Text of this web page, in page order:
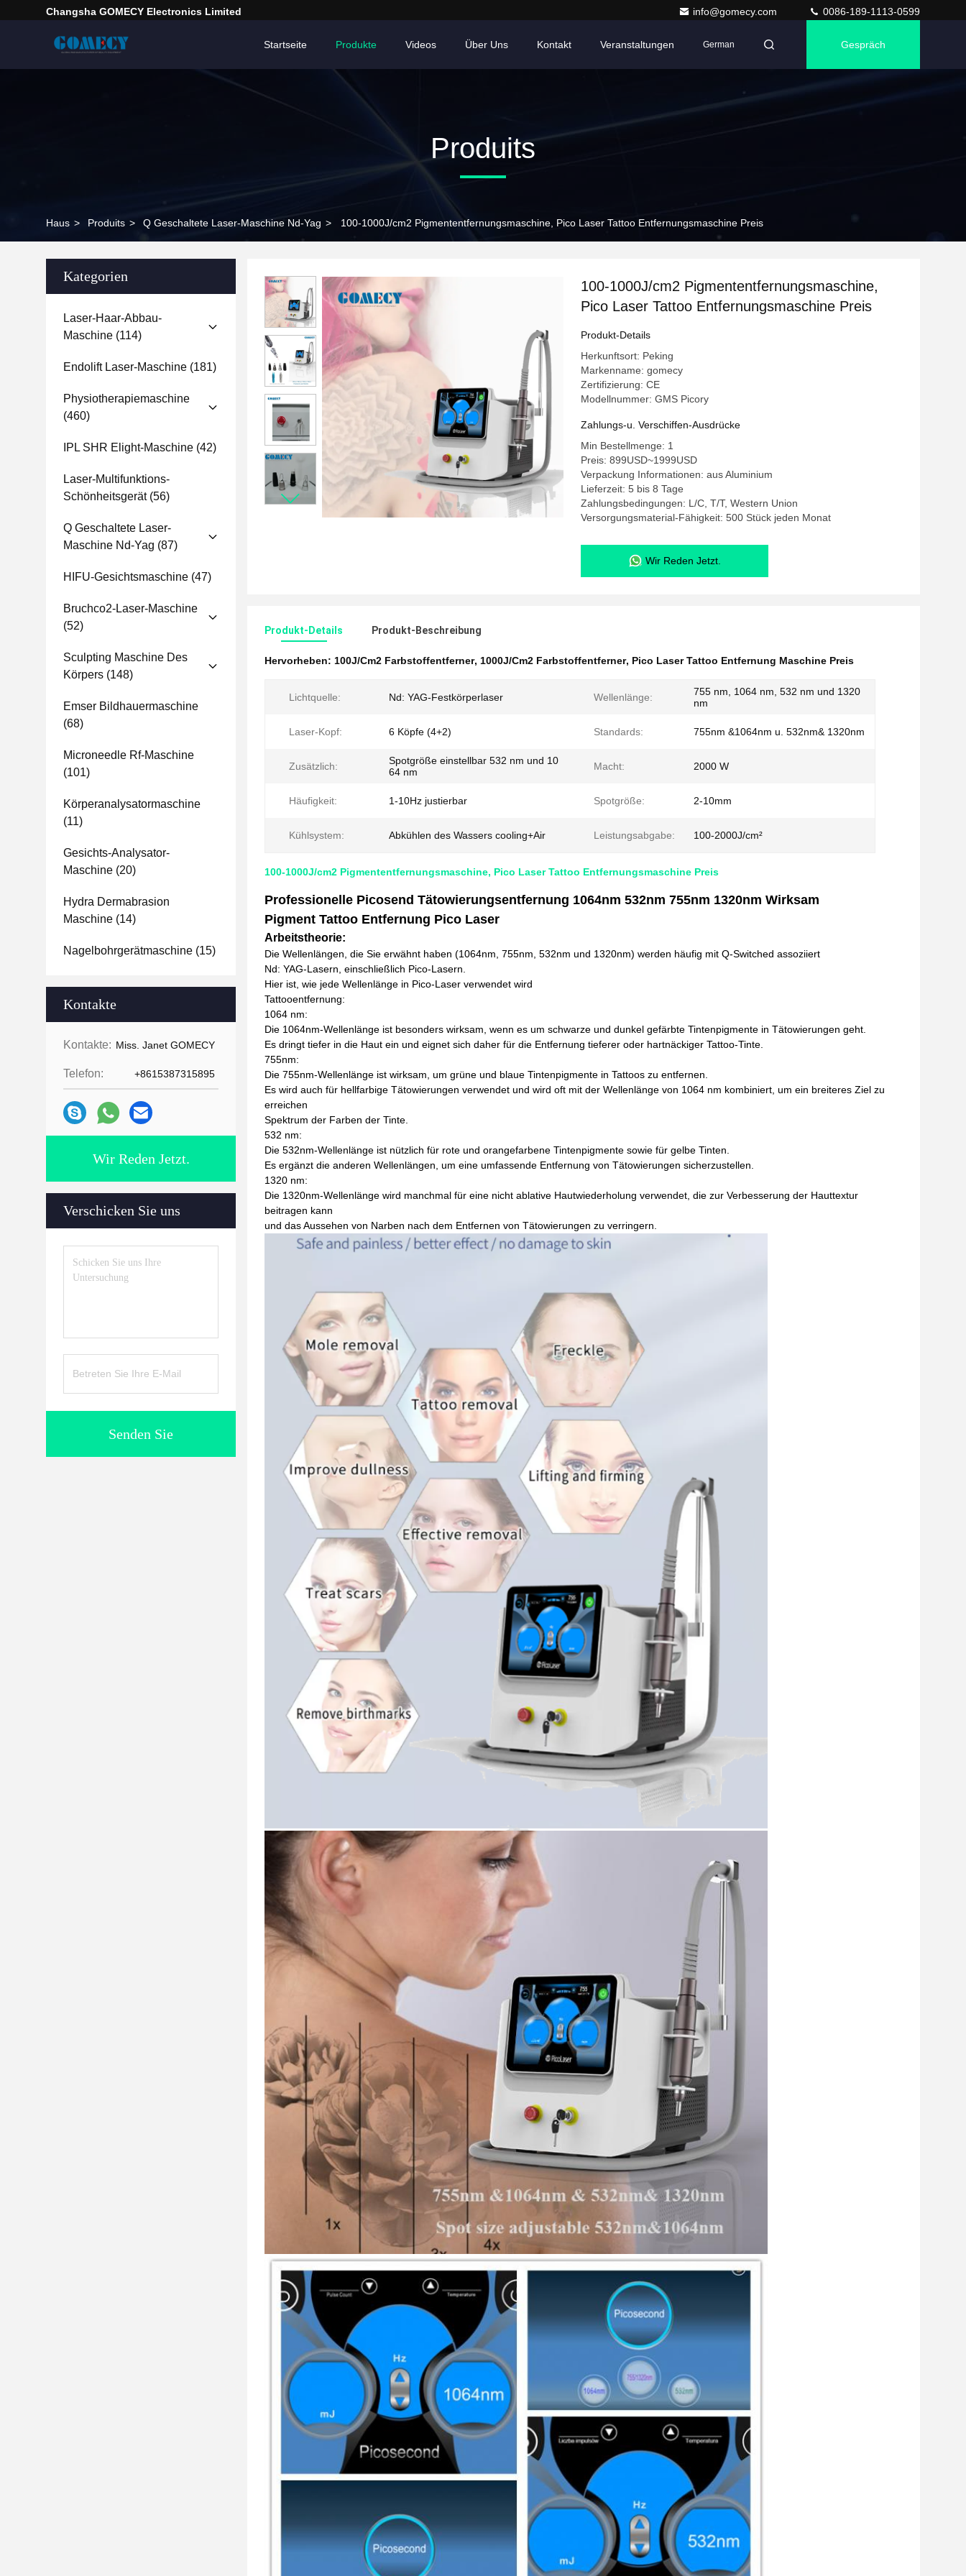
Changsha GOMECY Electronics Limited info@gomecy.com 0086-189-1113-0599
Startseite Produkte Videos Über Uns Kontakt Veranstaltungen German Gespräch
Produits
Haus > Produits > Q Geschaltete Laser-Maschine Nd-Yag > 100-1000J/cm2 Pigmententfernungsmaschine, Pico Laser Tattoo Entfernungsmaschine Preis
Kategorien
Laser-Haar-Abbau-
Maschine (114)
Endolift Laser-Maschine (181)
Physiotherapiemaschine
(460)
IPL SHR Elight-Maschine (42)
Laser-Multifunktions-
Schönheitsgerät(56)
Q Geschaltete Laser-
Maschine Nd-Yag (87)
HIFU-Gesichtsmaschine (47)
Bruchco2-Laser-Maschine
(52)
Sculpting Maschine Des
Körpers (148)
Emser Bildhauermaschine
(68)
Microneedle Rf-Maschine
(101)
Körperanalysatormaschine
(11)
Gesichts-Analysator-
Maschine (20)
Hydra Dermabrasion
Maschine (14)
Nagelbohrgerätmaschine (15)
Kontakte
Kontakte: Miss. Janet GOMECY
Telefon: +8615387315895
Wir Reden Jetzt.
Verschicken Sie uns
Senden Sie
100-1000J/cm2 Pigmententfernungsmaschine,
Pico Laser Tattoo Entfernungsmaschine Preis
Produkt-Details
Herkunftsort: Peking
Markenname: gomecy
Zertifizierung: CE
Modellnummer: GMS Picory
Zahlungs-u. Verschiffen-Ausdrücke
Min Bestellmenge: 1
Preis: 899USD~1999USD
Verpackung Informationen: aus Aluminium
Lieferzeit: 5 bis 8 Tage
Zahlungsbedingungen: L/C, T/T, Western Union
Versorgungsmaterial-Fähigkeit: 500 Stück jeden Monat
Wir Reden Jetzt.
Produkt-Details Produkt-Beschreibung
Hervorheben: 100J/Cm2 Farbstoffentferner, 1000J/Cm2 Farbstoffentferner, Pico Laser Tattoo Entfernung Maschine Preis
Lichtquelle: Nd: YAG-Festkörperlaser Wellenlänge:
755 nm, 1064 nm, 532 nm und 1320
nm
Laser-Kopf: 6 Köpfe (4+2) Standards: 755nm &1064nm u. 532nm& 1320nm
Zusätzlich:
Spotgröße einstellbar 532 nm und 10
64 nm
Macht: 2000 W
Häufigkeit: 1-10Hz justierbar Spotgröße: 2-10mm
Kühlsystem: Abkühlen des Wassers cooling+Air Leistungsabgabe: 100-2000J/cm²
100-1000J/cm2 Pigmententfernungsmaschine, Pico Laser Tattoo Entfernungsmaschine Preis
Professionelle Picosend Tätowierungsentfernung 1064nm 532nm 755nm 1320nm Wirksam
Pigment Tattoo Entfernung Pico Laser
Arbeitstheorie:
Die Wellenlängen, die Sie erwähnt haben (1064nm, 755nm, 532nm und 1320nm) werden häufig mit Q-Switched assoziiert
Nd: YAG-Lasern, einschließlich Pico-Lasern.
Hier ist, wie jede Wellenlänge in Pico-Laser verwendet wird
Tattooentfernung:
1064 nm:
Die 1064nm-Wellenlänge ist besonders wirksam, wenn es um schwarze und dunkel gefärbte Tintenpigmente in Tätowierungen geht.
Es dringt tiefer in die Haut ein und eignet sich daher für die Entfernung tieferer oder hartnäckiger Tattoo-Tinte.
755nm:
Die 755nm-Wellenlänge ist wirksam, um grüne und blaue Tintenpigmente in Tattoos zu entfernen.
Es wird auch für hellfarbige Tätowierungen verwendet und wird oft mit der Wellenlänge von 1064 nm kombiniert, um ein breiteres Ziel zu
erreichen
Spektrum der Farben der Tinte.
532 nm:
Die 532nm-Wellenlänge ist nützlich für rote und orangefarbene Tintenpigmente sowie für gelbe Tinten.
Es ergänzt die anderen Wellenlängen, um eine umfassende Entfernung von Tätowierungen sicherzustellen.
1320 nm:
Die 1320nm-Wellenlänge wird manchmal für eine nicht ablative Hautwiederholung verwendet, die zur Verbesserung der Hauttextur
beitragen kann
und das Aussehen von Narben nach dem Entfernen von Tätowierungen zu verringern.